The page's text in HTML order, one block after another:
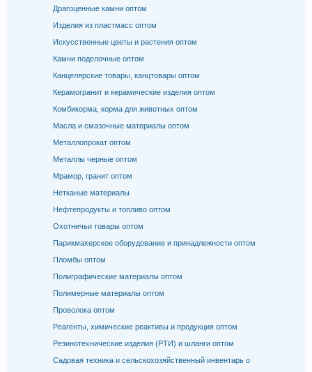
Драгоценные камни оптом
Изделия из пластмасс оптом
Искусственные цветы и растения оптом
Камни поделочные оптом
Канцелярские товары, канцтовары оптом
Керамогранит и керамические изделия оптом
Комбикорма, корма для животных оптом
Масла и смазочные материалы оптом
Металлопрокат оптом
Металлы черные оптом
Мрамор, гранит оптом
Нетканые материалы
Нефтепродукты и топливо оптом
Охотничьи товары оптом
Парикмахерское оборудование и принадлежности оптом
Пломбы оптом
Полиграфические материалы оптом
Полимерные материалы оптом
Проволока оптом
Реагенты, химические реактивы и продукция оптом
Резинотехнические изделия (РТИ) и шланги оптом
Садовая техника и сельскохозяйственный инвентарь о